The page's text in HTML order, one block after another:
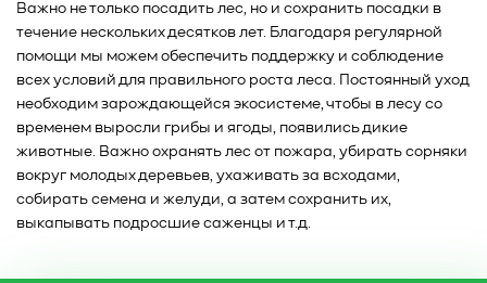
Важно не только посадить лес, но и сохранить посадки в
течение нескольких десятков лет. Благодаря регулярной
помощи мы можем обеспечить поддержку и соблюдение
всех условий для правильного роста леса. Постоянный уход
необходим зарождающейся экосистеме, чтобы в лесу со
временем выросли грибы и ягоды, появились дикие
животные. Важно охранять лес от пожара, убирать сорняки
вокруг молодых деревьев, ухаживать за всходами,
собирать семена и желуди, а затем сохранить их,
выкапывать подросшие саженцы и т.д.